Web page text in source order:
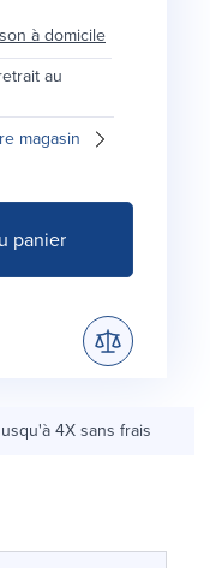
à domicile
au
magasin
panier
4X sans frais